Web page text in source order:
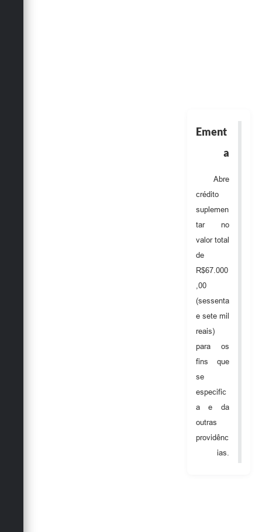
Ement
a
Abre
crédito
suplemen
tar no
valor total
de
R$67.000
,00
(sessenta
e sete mil
reais)
para os
fins que
se
especific
a e da
outras
providênc
ias.